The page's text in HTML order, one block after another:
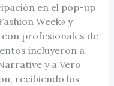
en el pop-up
Week» y
profesionales de
incluyeron a
y a Vero
recibiendo los